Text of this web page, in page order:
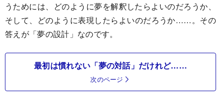
うためには、どのように夢を解釈したらよいのだろうか、
そして、どのように表現したらよいのだろうか……。その
答えが「夢の設計」なのです。
最初は慣れない「夢の対話」だけれど……
次のページ